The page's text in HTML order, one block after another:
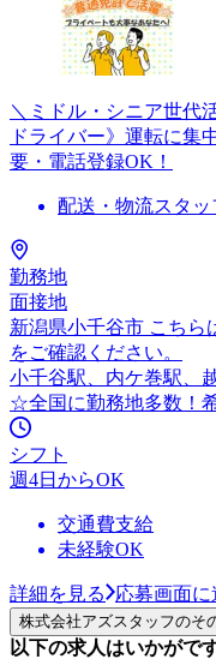
＼ミドル・シニア世代
ドライバー》運転に集
要・電話登録OK！
配送・物流スタッ
勤務地
面接地
新潟県小千谷市 こちら
をご確認ください。
小千谷駅、内ケ巻駅、
☆全国に勤務地多数！
シフト
週4日からOK
交通費支給
未経験OK
詳細を見る 応募画面に
株式会社アズスタッフのそ
以下の求人はいかがで